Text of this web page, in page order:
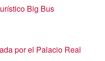
Big Bus
por el Palacio Real